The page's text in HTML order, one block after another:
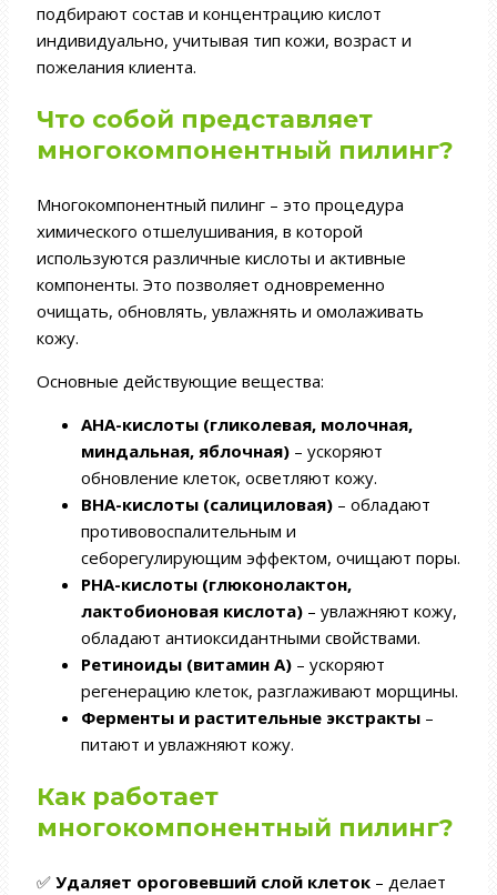
подбирают состав и концентрацию кислот
индивидуально, учитывая тип кожи, возраст и
пожелания клиента.
Что собой представляет
многокомпонентный пилинг?
Многокомпонентный пилинг – это процедура
химического отшелушивания, в которой
используются различные кислоты и активные
компоненты. Это позволяет одновременно
очищать, обновлять, увлажнять и омолаживать
кожу.
Основные действующие вещества:
AHA-кислоты (гликолевая, молочная,
миндальная, яблочная) – ускоряют
обновление клеток, осветляют кожу.
BHA-кислоты (салициловая) – обладают
противовоспалительным и
себорегулирующим эффектом, очищают поры.
PHA-кислоты (глюконолактон,
лактобионовая кислота) – увлажняют кожу,
обладают антиоксидантными свойствами.
Ретиноиды (витамин A) – ускоряют
регенерацию клеток, разглаживают морщины.
Ферменты и растительные экстракты –
питают и увлажняют кожу.
Как работает
многокомпонентный пилинг?
✅ Удаляет ороговевший слой клеток – делает